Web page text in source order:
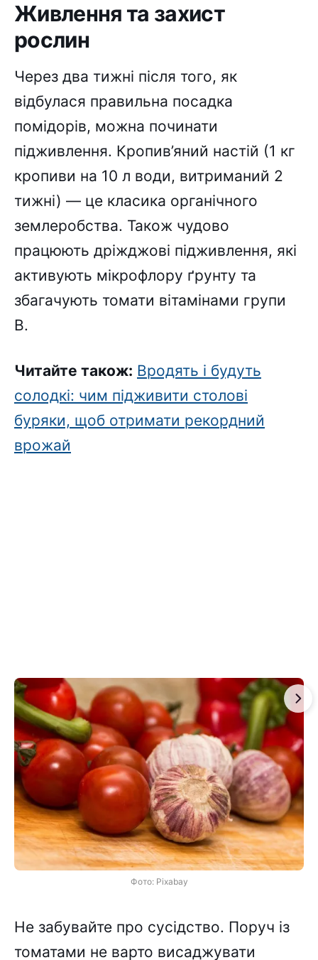
Живлення та захист
рослин
Через два тижні після того, як
відбулася правильна посадка
помідорів, можна починати
підживлення. Кропив’яний настій (1 кг
кропиви на 10 л води, витриманий 2
тижні) — це класика органічного
землеробства. Також чудово
працюють дріжджові підживлення, які
активують мікрофлору ґрунту та
збагачують томати вітамінами групи
В.
Читайте також: Вродять і будуть
солодкі: чим підживити столові
буряки, щоб отримати рекордний
врожай
Фото: Pixabay
Не забувайте про сусідство. Поруч із
томатами не варто висаджувати